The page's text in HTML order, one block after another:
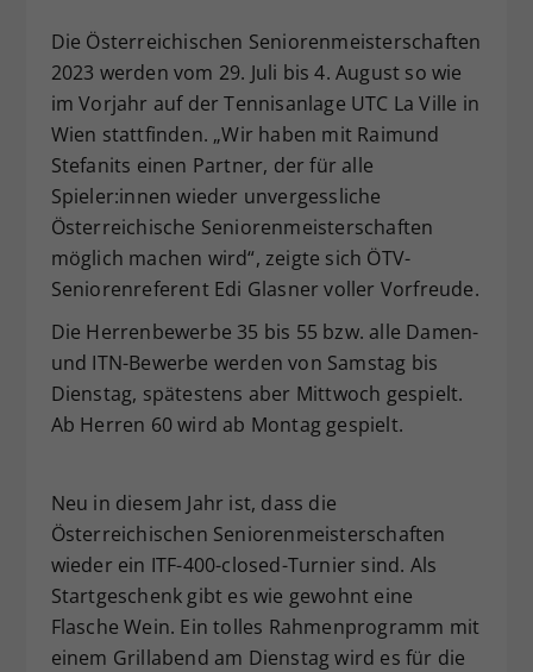
Die Österreichischen Seniorenmeisterschaften
2023 werden vom 29. Juli bis 4. August so wie
im Vorjahr auf der Tennisanlage UTC La Ville in
Wien stattfinden. „Wir haben mit Raimund
Stefanits einen Partner, der für alle
Spieler:innen wieder unvergessliche
Österreichische Seniorenmeisterschaften
möglich machen wird“, zeigte sich ÖTV-
Seniorenreferent Edi Glasner voller Vorfreude.
Die Herrenbewerbe 35 bis 55 bzw. alle Damen-
und ITN-Bewerbe werden von Samstag bis
Dienstag, spätestens aber Mittwoch gespielt.
Ab Herren 60 wird ab Montag gespielt.
Neu in diesem Jahr ist, dass die
Österreichischen Seniorenmeisterschaften
wieder ein ITF-400-closed-Turnier sind. Als
Startgeschenk gibt es wie gewohnt eine
Flasche Wein. Ein tolles Rahmenprogramm mit
einem Grillabend am Dienstag wird es für die
Zweck
Dieser Wert speichert Ihre Consent-
Einstellungen. Unter anderem eine
zufällig generierte ID, für die
historische Speicherung Ihrer
vorgenommen Einstellungen, falls der
Webseiten-Betreiber dies eingestellt
hat.